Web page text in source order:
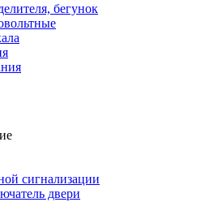
бегунок
сигнализации
двери